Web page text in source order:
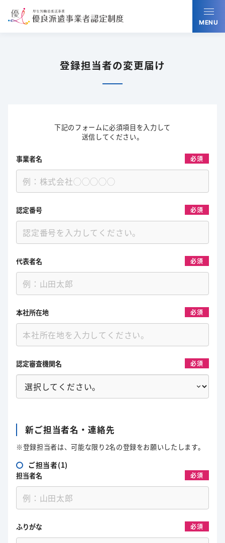
MENU
登録担当者の変更届け
下記のフォームに必須項目を入力して
送信してください。
事業者名 必須
認定番号 必須
代表者名 必須
本社所在地 必須
認定審査機関名 必須
新ご担当者名・連絡先
※登録担当者は、可能な限り2名の登録をお願いしたします。
ご担当者(1)
担当者名 必須
ふりがな 必須